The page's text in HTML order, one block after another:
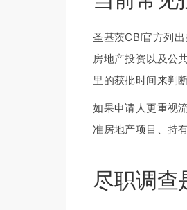
圣基茨CBI官方列
房地产投资以及公
里的获批时间来判
如果申请人更重视
准房地产项目、持
尽职调查